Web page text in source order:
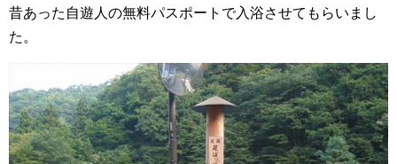
昔あった自遊人の無料パスポートで入浴させてもらいまし
た。